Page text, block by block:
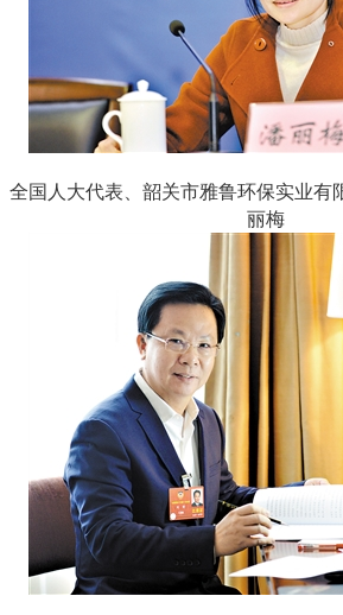
全国人大代表、韶关市雅鲁环保实业有
丽梅